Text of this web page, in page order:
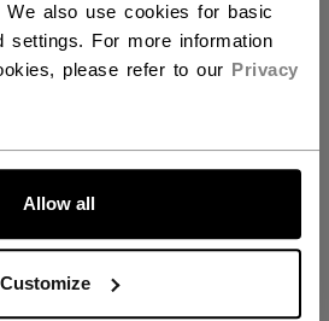
We also use cookies for basic
settings. For more information
please refer to our Privacy
Allow all
Customize
Y !
SX7000-AD
191520679460